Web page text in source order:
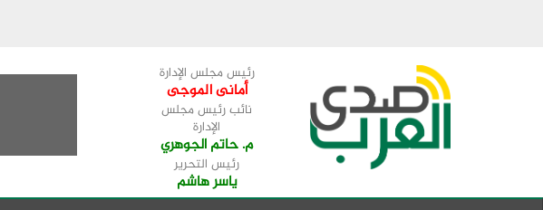
رئيس مجلس الإدارة
أمانى الموجى
نائب رئيس مجلس
الإدارة
م. حاتم الجوهري
رئيس التحرير
ياسر هاشم